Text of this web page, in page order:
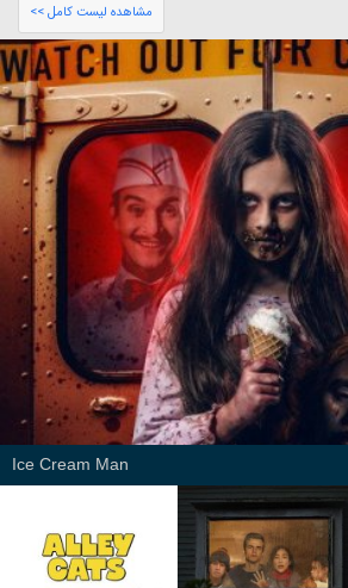
مشاهده لیست کامل >>
Ice Cream Man